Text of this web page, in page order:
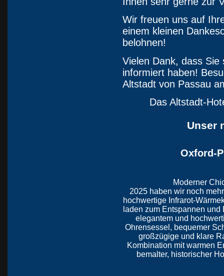
Wir freuen uns auf
einem kleinen
belohnen!
Vielen Dank, dass
informiert haben!
Altstadt von Passau
Das Altstadt-
Unser
Oxford-
Moderner
2025 haben wir noch
hochwertige Infrarot-
laden zum Entspannen
elegantem und
Ohrensessel, bequemer
großzügige und klare
Kombination mit warmen
bemalter, historischer